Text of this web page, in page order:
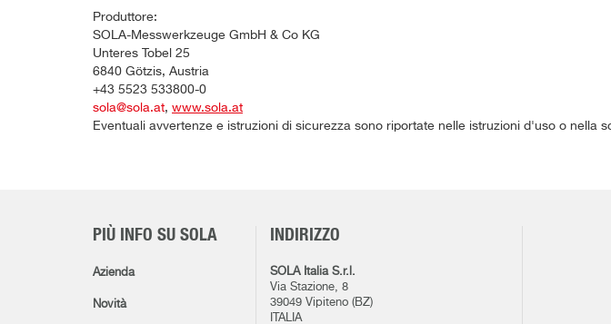
Produttore:
SOLA-Messwerkzeuge GmbH & Co KG
Unteres Tobel 25
6840 Götzis, Austria
+43 5523 533800-0
sola@sola.at, www.sola.at
Eventuali avvertenze e istruzioni di sicurezza sono riportate nelle istruzioni d'uso o nella
PIÙ INFO SU SOLA
Azienda
Novità
INDIRIZZO
SOLA Italia S.r.l.
Via Stazione, 8
39049 Vipiteno (BZ)
ITALIA